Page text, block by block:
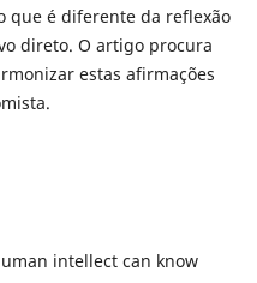
que é diferente da reflexão
direto. O artigo procura
estas afirmações
intellect can know